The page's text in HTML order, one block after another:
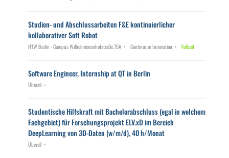
Studien- und Abschlussarbeiten F&E kontinuierlicher
kollaborativer Soft Robot
HTW Berlin - Campus Wilhelmienenhofstraße 75A Continuum Innovation Vollzeit
Software Engineer, Internship at QT in Berlin
Überall
Studentische Hilfskraft mit Bachelorabschluss (egal in welchem
Fachgebiet) für Forschungsprojekt ELV.xD im Bereich
DeepLearning von 3D-Daten (w/m/d), 40 h/Monat
Überall